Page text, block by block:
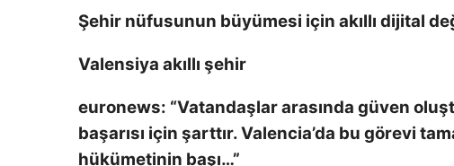
Şehir nüfusunun büyümesi için akıllı dijital
Valensiya akıllı şehir
euronews: “Vatandaşlar arasında güven
başarısı için şarttır. Valencia’da bu görevi
hükümetinin başı…”